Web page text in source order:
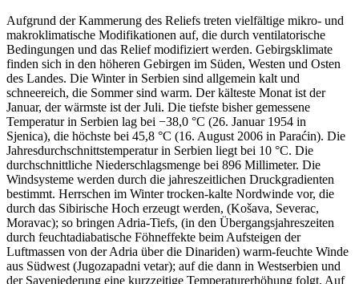
Aufgrund der Kammerung des Reliefs treten vielfältige mikro- und
makroklimatische Modifikationen auf, die durch ventilatorische
Bedingungen und das Relief modifiziert werden. Gebirgsklimate
finden sich in den höheren Gebirgen im Süden, Westen und Osten
des Landes. Die Winter in Serbien sind allgemein kalt und
schneereich, die Sommer sind warm. Der kälteste Monat ist der
Januar, der wärmste ist der Juli. Die tiefste bisher gemessene
Temperatur in Serbien lag bei −38,0 °C (26. Januar 1954 in
Sjenica), die höchste bei 45,8 °C (16. August 2006 in Paraćin). Die
Jahresdurchschnittstemperatur in Serbien liegt bei 10 °C. Die
durchschnittliche Niederschlagsmenge bei 896 Millimeter. Die
Windsysteme werden durch die jahreszeitlichen Druckgradienten
bestimmt. Herrschen im Winter trocken-kalte Nordwinde vor, die
durch das Sibirische Hoch erzeugt werden, (Košava, Severac,
Moravac); so bringen Adria-Tiefs, (in den Übergangsjahreszeiten
durch feuchtadiabatische Föhneffekte beim Aufsteigen der
Luftmassen von der Adria über die Dinariden) warm-feuchte Winde
aus Südwest (Jugozapadni vetar); auf die dann in Westserbien und
der Saveniederung eine kurzzeitige Temperaturerhöhung folgt. Auf